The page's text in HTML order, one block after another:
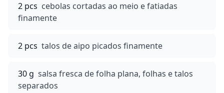
2 pcs cebolas cortadas ao meio e fatiadas
finamente
2 pcs talos de aipo picados finamente
30 g salsa fresca de folha plana, folhas e talos
separados